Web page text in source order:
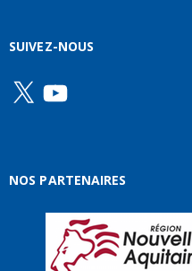
SUIVEZ-NOUS
X YouTube
NOS PARTENAIRES